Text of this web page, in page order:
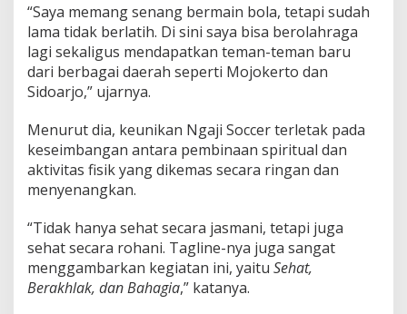
“Saya memang senang bermain bola, tetapi sudah
lama tidak berlatih. Di sini saya bisa berolahraga
lagi sekaligus mendapatkan teman-teman baru
dari berbagai daerah seperti Mojokerto dan
Sidoarjo,” ujarnya.
Menurut dia, keunikan Ngaji Soccer terletak pada
keseimbangan antara pembinaan spiritual dan
aktivitas fisik yang dikemas secara ringan dan
menyenangkan.
“Tidak hanya sehat secara jasmani, tetapi juga
sehat secara rohani. Tagline-nya juga sangat
menggambarkan kegiatan ini, yaitu Sehat,
Berakhlak, dan Bahagia,” katanya.